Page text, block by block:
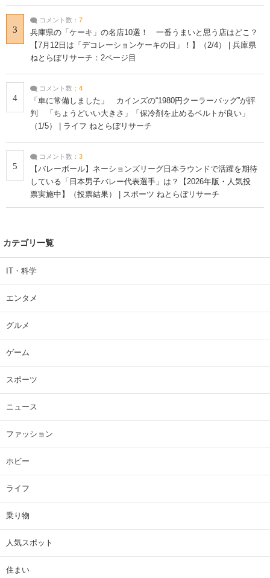
3
コメント数： 7
兵庫県の「ケーキ」の名店10選！ 一番うまいと思う店はどこ？
【7月12日は「デコレーションケーキの日」！】（2/4） | 兵庫県
ねとらぼリサーチ：2ページ目
4
コメント数： 4
「車に常備しました」 カインズの“1980円クーラーバッグ”が評
判 「ちょうどいい大きさ」「保冷剤を止めるベルトが良い」
（1/5） | ライフ ねとらぼリサーチ
5
コメント数： 3
【バレーボール】ネーションズリーグ日本ラウンドで活躍を期待
している「日本男子バレー代表選手」は？【2026年版・人気投
票実施中】（投票結果） | スポーツ ねとらぼリサーチ
カテゴリ一覧
IT・科学
エンタメ
グルメ
ゲーム
スポーツ
ニュース
ファッション
ホビー
ライフ
乗り物
人気スポット
住まい